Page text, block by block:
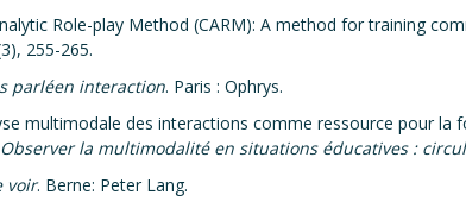
Role-play Method (CARM): A method for training
255-265.
parléen interaction. Paris : Ophrys.
multimodale des interactions comme ressource pour
Observer la multimodalité en situations éducatives :
voir. Berne: Peter Lang.